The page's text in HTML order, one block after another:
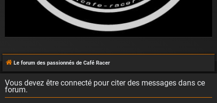
Le forum des passionnés de Café Racer
Vous devez être connecté pour citer des messages dans ce
forum.